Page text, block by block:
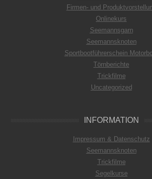
Firmen- und
Onlinekurs
Seemannsgarn
Seemannsknoten
Sportbootführerschein
Törnberichte
Trickfilme
Uncategorized
INFORMATION
Impressum & Datenschutz
Seemannsknoten
Trickfilme
Segelkurse